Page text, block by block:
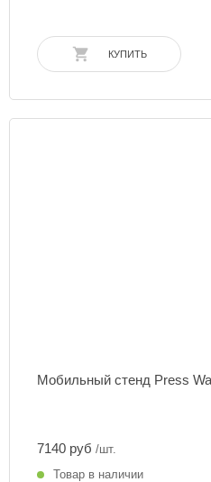
КУПИТЬ
Мобильный стенд Press
7140 руб /шт.
Товар в наличии